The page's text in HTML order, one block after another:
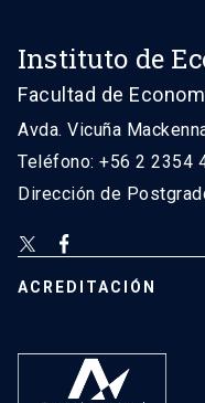
Instituto de
Facultad de
Avda. Vicuña
Teléfono: +56 2 2354
Dirección de
ACREDITACIÓN